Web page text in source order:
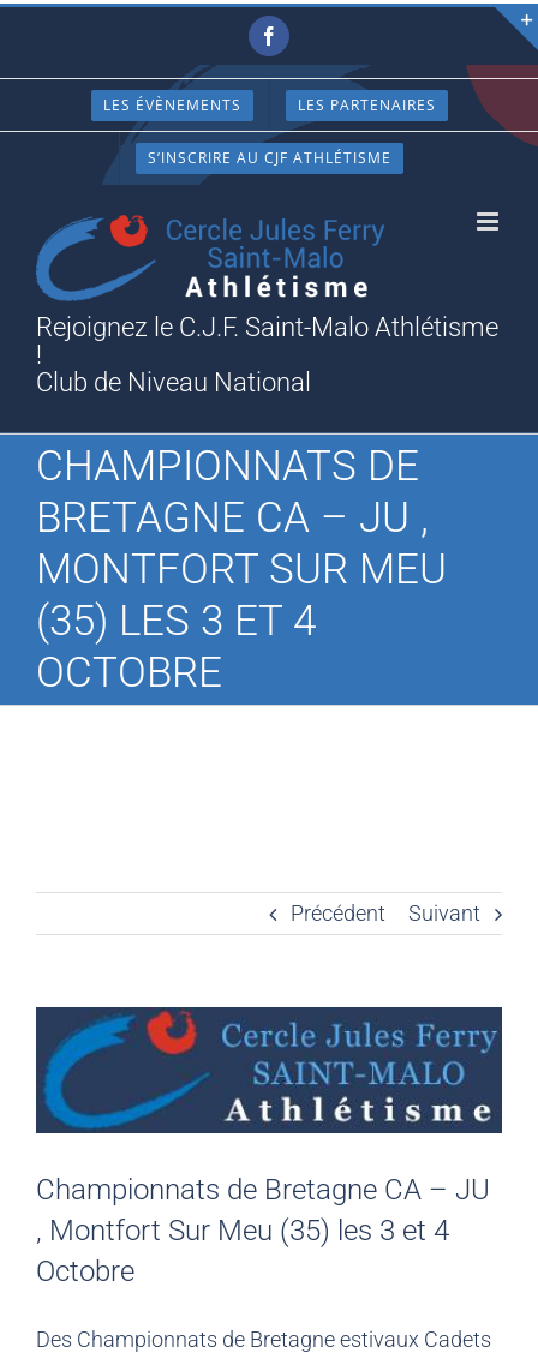
Passer
contenu
Facebook
LES ÉVÈNEMENTS LES PARTENAIRES
S’INSCRIRE AU CJF ATHLÉTISME
Rejoignez le C.J.F. Saint-Malo Athlétisme
!
Club de Niveau National
CHAMPIONNATS DE
BRETAGNE CA – JU ,
MONTFORT SUR MEU
(35) LES 3 ET 4
OCTOBRE
Précédent Suivant
Championnats de Bretagne CA – JU
, Montfort Sur Meu (35) les 3 et 4
Octobre
Des Championnats de Bretagne estivaux Cadets